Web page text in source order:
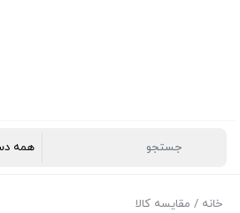
خانه / مقایسه کالا